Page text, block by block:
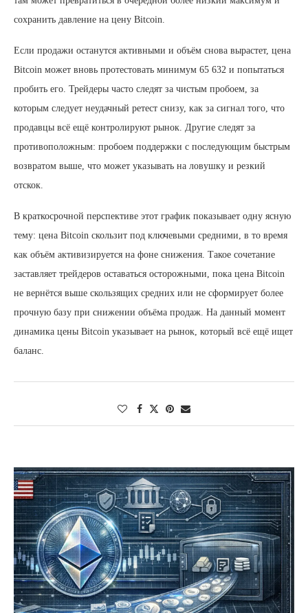
сохранить давление на цену Bitcoin.
Если продажи останутся активными и объём снова вырастет, цена
Bitcoin может вновь протестовать минимум 65 632 и попытаться
пробить его. Трейдеры часто следят за чистым пробоем, за
которым следует неудачный ретест снизу, как за сигнал того, что
продавцы всё ещё контролируют рынок. Другие следят за
противоположным: пробоем поддержки с последующим быстрым
возвратом выше, что может указывать на ловушку и резкий
отскок.
В краткосрочной перспективе этот график показывает одну ясную
тему: цена Bitcoin скользит под ключевыми средними, в то время
как объём активизируется на фоне снижения. Такое сочетание
заставляет трейдеров оставаться осторожными, пока цена Bitcoin
не вернётся выше скользящих средних или не сформирует более
прочную базу при снижении объёма продаж. На данный момент
динамика цены Bitcoin указывает на рынок, который всё ещё ищет
баланс.